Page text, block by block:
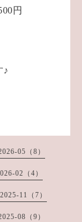
円
♪
05（8）
02（4）
2025-11（7）
08（9）